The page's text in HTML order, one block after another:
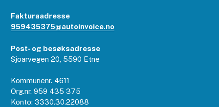
Fakturaadresse
959435375@autoinvoice.no
Post- og besøksadresse
Sjoarvegen 20, 5590 Etne
Kommunenr. 4611
Org.nr. 959 435 375
Konto: 3330.30.22088